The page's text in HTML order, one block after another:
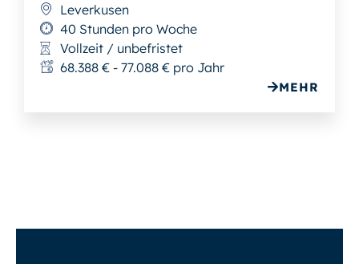
Leverkusen
40 Stunden pro Woche
Vollzeit / unbefristet
68.388 € - 77.088 € pro Jahr
MEHR